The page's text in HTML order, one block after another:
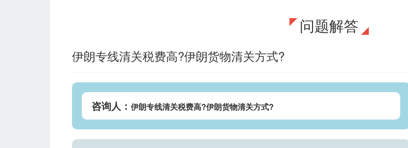
问题解答
伊朗专线清关税费高?伊朗货物清关方式?
咨询人： 伊朗专线清关税费高?伊朗货物清关方式?